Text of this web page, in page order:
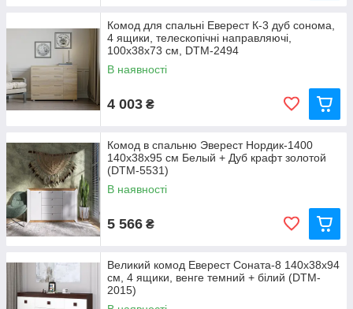
Комод для спальні Еверест К-3 дуб сонома,
4 ящики, телескопічні направляючі,
100х38х73 см, DTM-2494
В наявності
4 003 ₴
Комод в спальню Эверест Нордик-1400
140х38х95 см Белый + Дуб крафт золотой
(DTM-5531)
В наявності
5 566 ₴
Великий комод Еверест Соната-8 140х38х94
см, 4 ящики, венге темний + білий (DTM-
2015)